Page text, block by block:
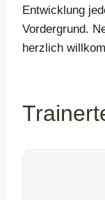
Entwicklung
Vordergrund.
herzlich